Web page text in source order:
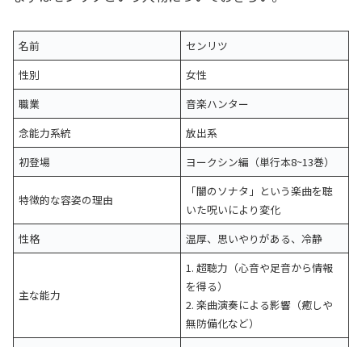
名前
センリツ
性別
女性
職業
音楽ハンター
念能力系統
放出系
初登場
ヨークシン編（単行本8~13巻）
特徴的な容姿の理由
「闇のソナタ」という楽曲を聴
いた呪いにより変化
性格
温厚、思いやりがある、冷静
主な能力
1. 超聴力（心音や足音から情報
を得る）
2. 楽曲演奏による影響（癒しや
無防備化など）